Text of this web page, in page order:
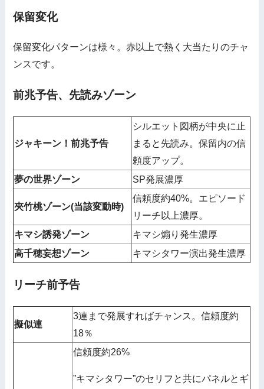
保留変化
保留変化パターンは様々。赤以上で熱く大当たりのチャ
ンスです。
前兆予告、先読みゾーン
ジャキーン！前兆予告
シルエット図柄が中央に止
まると先読み。保留内の信
頼度アップ。
夢の世界ゾーン
SP発展濃厚
夾竹桃ゾーン(当該変動時)
信頼度約40%。エピソード
リーチ以上濃厚。
キマシ誘発ゾーン
キマシ煽り発生濃厚
高千穂妄想ゾーン
キマシタワー演出発生濃厚
リーチ前予告
擬似連
3連まで発展すればチャンス。信頼度約
18％
信頼度約26%
”キマシタワー”のセリフと共にパネルとギ